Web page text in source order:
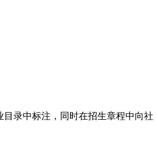
录中标注，同时在招生章程中向社